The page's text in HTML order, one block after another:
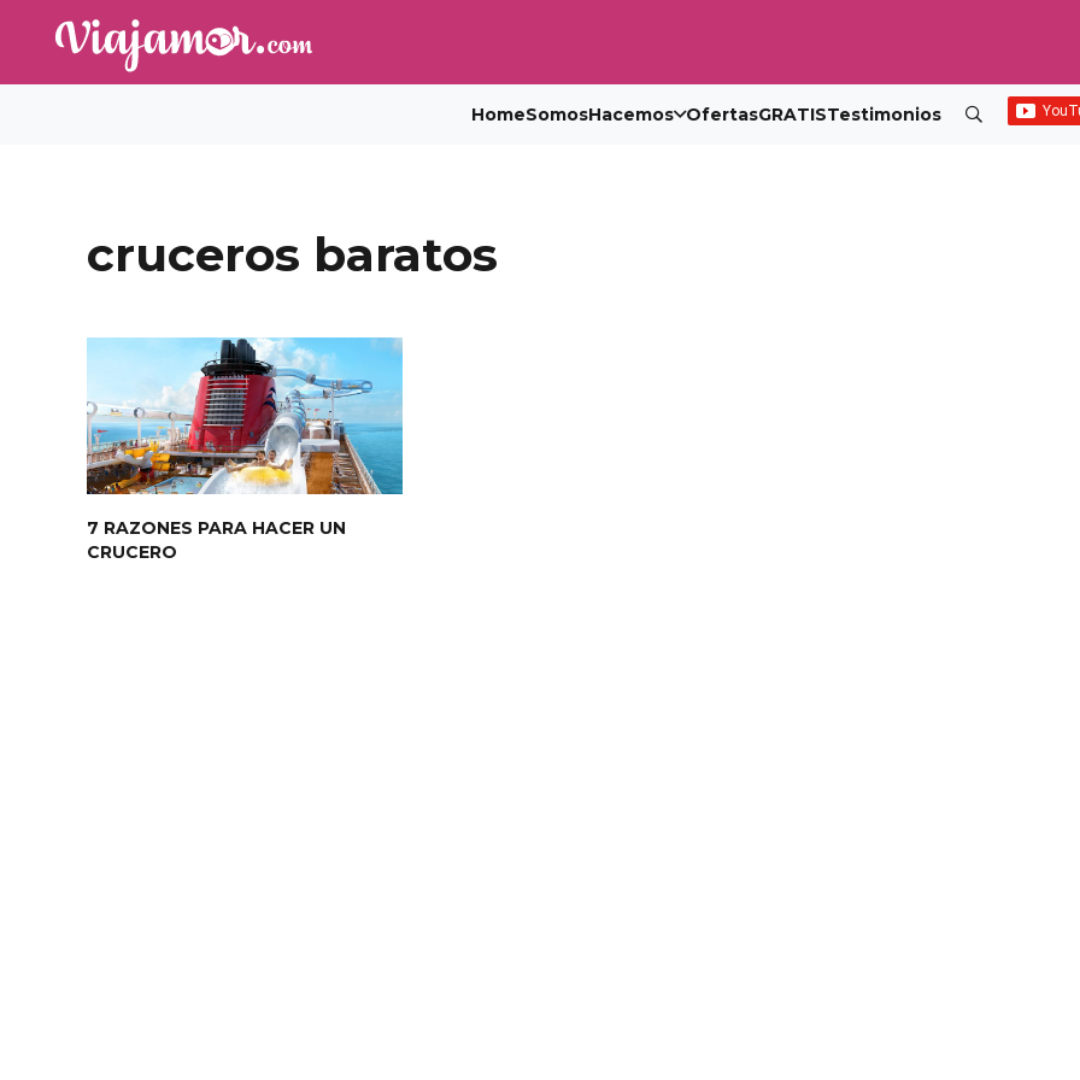
HomeSomosHacemos OfertasGRATISTestimonios
cruceros baratos
7 RAZONES PARA HACER UN
CRUCERO